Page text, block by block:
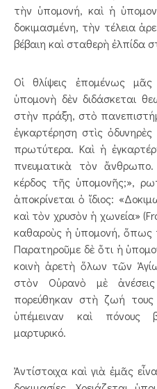
τὴν ὑπομονή, καὶ ἡ
δοκιμασμένη, τὴν τέλεια
βέβαιη καὶ σταθερὴ ἐλπίδα
Οἱ θλίψεις ἑπομένως
ὑπομονὴ δὲν διδάσκεται
στὴν πράξη, στὸ
ἐγκαρτέρηση στὶς
πρωτύτερα. Καὶ ἡ
πνευματικὰ τὸν
κέρδος τῆς ὑπομονῆς;»,
ἀποκρίνεται ὁ ἴδιος:
καὶ τὸν χρυσὸν ἡ χωνεία»
καθαροὺς ἡ ὑπομονή, ὅπως
Παρατηροῦμε δὲ ὅτι ἡ
κοινὴ ἀρετὴ ὅλων τῶν
στὸν Οὐρανὸ μὲ
πορεύθηκαν στὴ ζωή
ὑπέμειναν καὶ πόνους
μαρτυρικό.
Ἀντίστοιχα καὶ γιὰ ἐμᾶς